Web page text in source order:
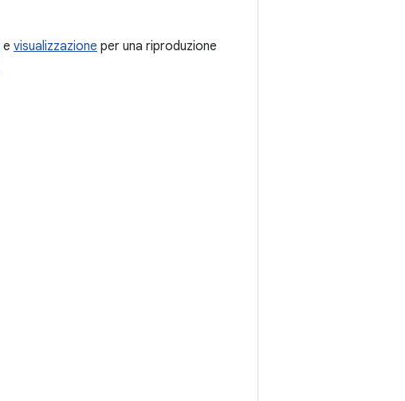
e visualizzazione per una riproduzione